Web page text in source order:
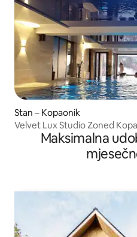
Stan – Kopaonik
Velvet Lux Studio Zoned
Maksimalna